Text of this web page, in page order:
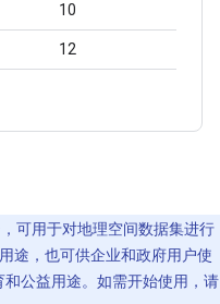
10
12
可用于对地理空间数据集进行
途，也可供企业和政府用户使
公益用途。如需开始使用，请